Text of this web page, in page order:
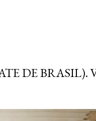
DE BRASIL).